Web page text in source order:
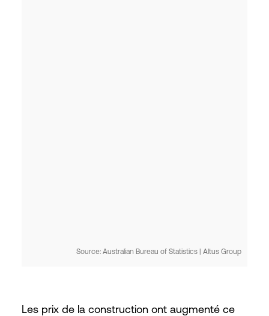
Source: Australian Bureau of Statistics | Altus Group
Les prix de la construction ont augmenté ce